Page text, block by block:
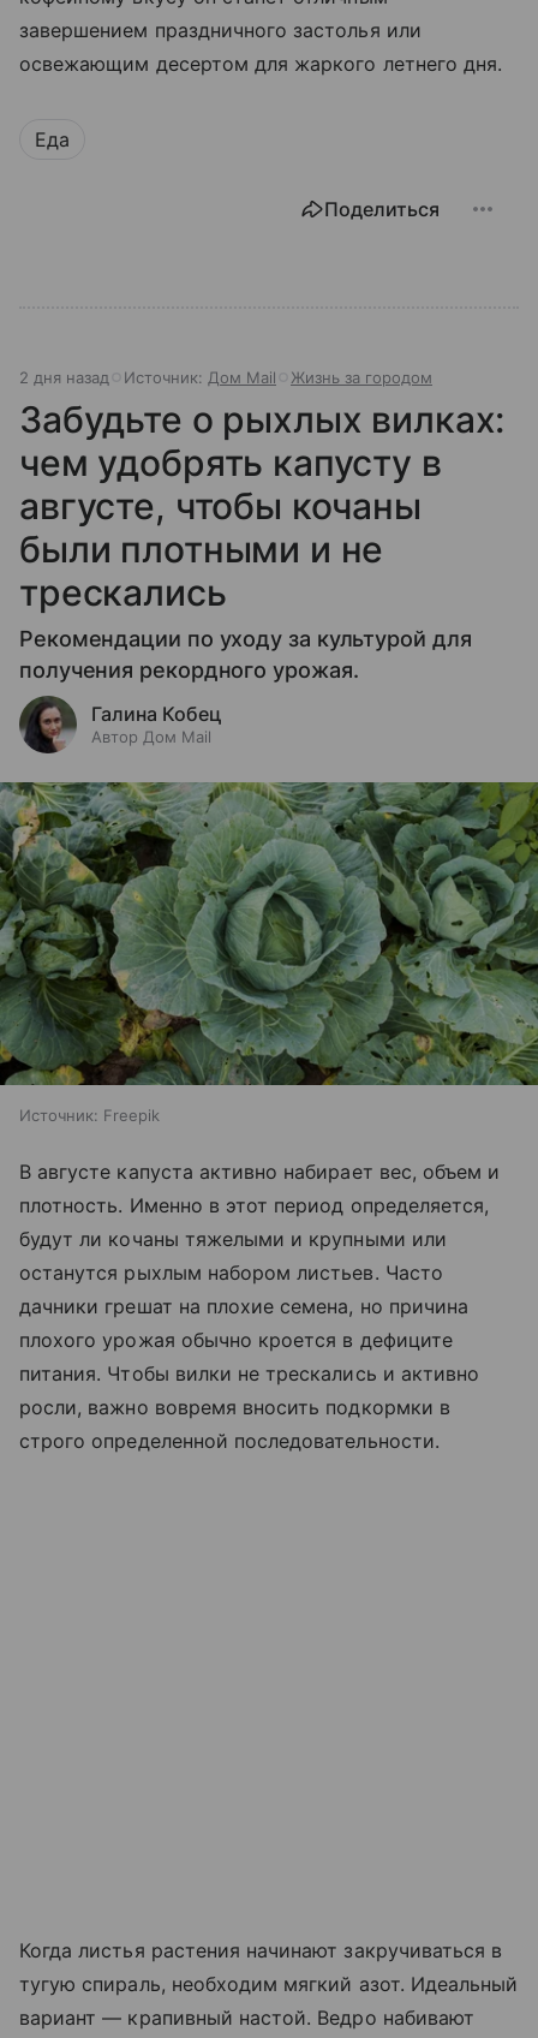
завершением праздничного застолья или
освежающим десертом для жаркого летнего дня.
Еда
Поделиться
2 дня назад Источник: Дом Mail Жизнь за городом
Забудьте о рыхлых вилках:
чем удобрять капусту в
августе, чтобы кочаны
были плотными и не
трескались
Рекомендации по уходу за культурой для
получения рекордного урожая.
Галина Кобец
Автор Дом Mail
Источник: Freepik
В августе капуста активно набирает вес, объем и
плотность. Именно в этот период определяется,
будут ли кочаны тяжелыми и крупными или
останутся рыхлым набором листьев. Часто
дачники грешат на плохие семена, но причина
плохого урожая обычно кроется в дефиците
питания. Чтобы вилки не трескались и активно
росли, важно вовремя вносить подкормки в
строго определенной последовательности.
Когда листья растения начинают закручиваться в
тугую спираль, необходим мягкий азот. Идеальный
вариант — крапивный настой. Ведро набивают